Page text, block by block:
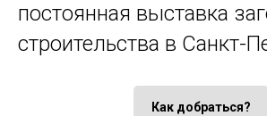
постоянная выставка
строительства в Санкт-
Как добраться?